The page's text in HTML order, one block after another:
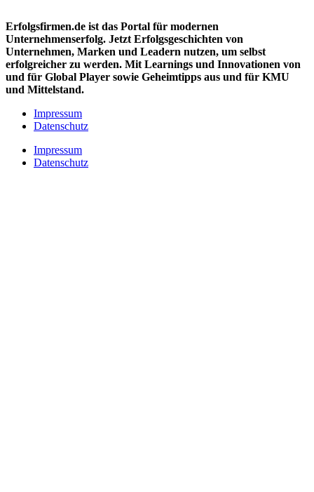
Erfolgsfirmen.de ist das Portal für modernen
Unternehmenserfolg. Jetzt Erfolgsgeschichten von
Unternehmen, Marken und Leadern nutzen, um selbst
erfolgreicher zu werden. Mit Learnings und Innovationen von
und für Global Player sowie Geheimtipps aus und für KMU
und Mittelstand.
Impressum
Datenschutz
Impressum
Datenschutz